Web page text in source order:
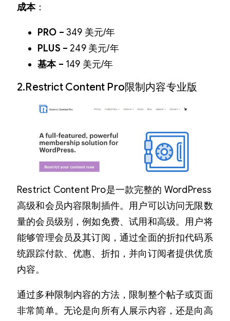
成本：
PRO – 349 美元/年
PLUS – 249 美元/年
基本 – 149 美元/年
2.Restrict Content Pro限制内容专业版
Restrict Content Pro是一款完整的 WordPress
高级和会员内容限制插件。用户可以访问无限数
量的会员级别，例如免费、试用和高级。用户将
能够管理会员及其订阅，通过全面的折扣代码系
统跟踪付款、优惠、折扣，并向订阅者提供优质
内容。
通过多种限制内容的方法，限制整个帖子或页面
非常简单。无论是向所有人展示内容，还是向高